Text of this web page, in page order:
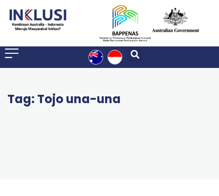
Tag: Tojo una-una